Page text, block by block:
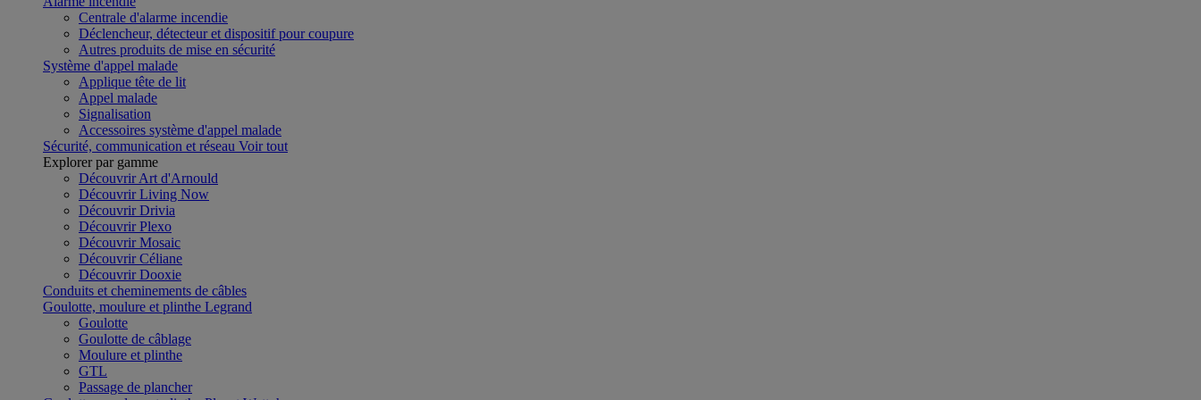
Centrale d'alarme incendie
Déclencheur, détecteur et dispositif pour coupure
Autres produits de mise en sécurité
Système d'appel malade
Applique tête de lit
Appel malade
Signalisation
Accessoires système d'appel malade
Sécurité, communication et réseau Voir tout
Explorer par gamme
Découvrir Art d'Arnould
Découvrir Living Now
Découvrir Drivia
Découvrir Plexo
Découvrir Mosaic
Découvrir Céliane
Découvrir Dooxie
Conduits et cheminements de câbles
Goulotte, moulure et plinthe Legrand
Goulotte
Goulotte de câblage
Moulure et plinthe
GTL
Passage de plancher